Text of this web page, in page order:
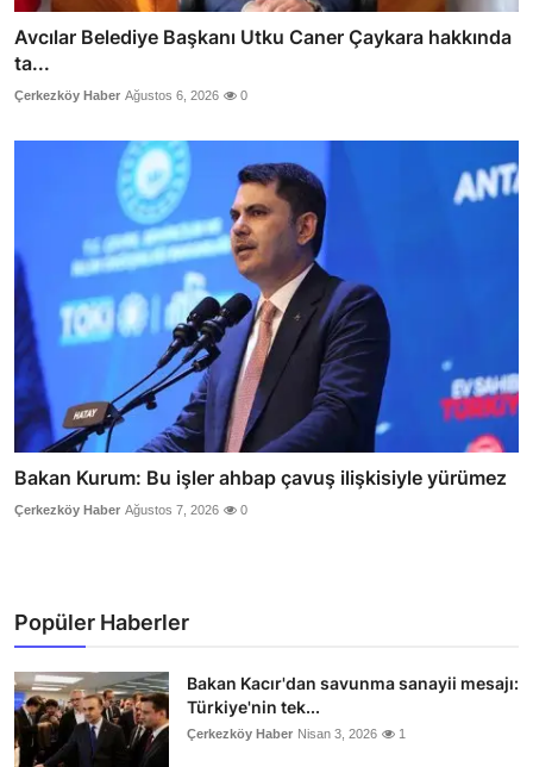
Avcılar Belediye Başkanı Utku Caner Çaykara hakkında
ta...
Çerkezköy Haber Ağustos 6, 2026 0
Bakan Kurum: Bu işler ahbap çavuş ilişkisiyle yürümez
Çerkezköy Haber Ağustos 7, 2026 0
Popüler Haberler
Bakan Kacır'dan savunma sanayii mesajı:
Türkiye'nin tek...
Çerkezköy Haber Nisan 3, 2026 1